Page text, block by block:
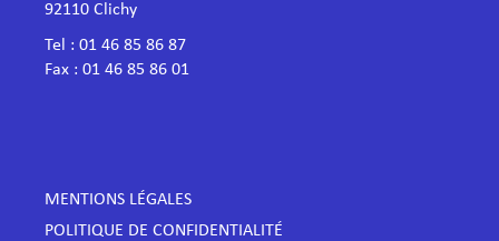
​92110 Clichy
Tel : 01 46 85 86 87
Fax : 01 46 85 86 01
MENTIONS LÉGALES
POLITIQUE DE CONFIDENTIALITÉ